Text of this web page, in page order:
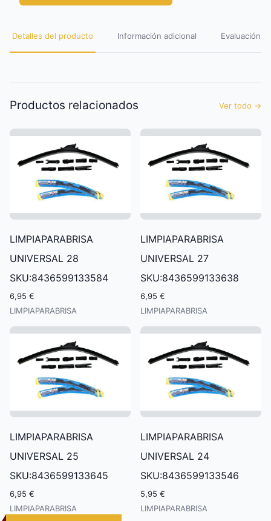
Detalles del producto Información adicional Evaluación
Productos relacionados Ver todo →
LIMPIAPARABRISA
UNIVERSAL 28
SKU:8436599133584
6,95 €
LIMPIAPARABRISA
LIMPIAPARABRISA
UNIVERSAL 27
SKU:8436599133638
6,95 €
LIMPIAPARABRISA
LIMPIAPARABRISA
UNIVERSAL 25
SKU:8436599133645
6,95 €
LIMPIAPARABRISA
LIMPIAPARABRISA
UNIVERSAL 24
SKU:8436599133546
5,95 €
LIMPIAPARABRISA